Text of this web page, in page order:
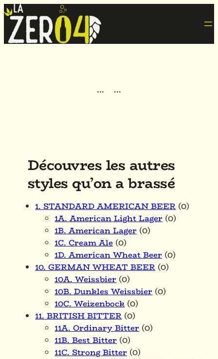
··· ···
Découvres les autres
styles qu’on a brassé
1. STANDARD AMERICAN BEER(0)
1A. American Light Lager(0)
1B. American Lager(0)
1C. Cream Ale(0)
1D. American Wheat Beer(0)
10. GERMAN WHEAT BEER(0)
10A. Weissbier(0)
10B. Dunkles Weissbier(0)
10C. Weizenbock(0)
11. BRITISH BITTER(0)
11A. Ordinary Bitter(0)
11B. Best Bitter(0)
11C. Strong Bitter(0)